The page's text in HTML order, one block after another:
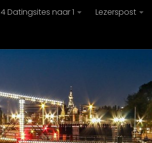
4 Datingsites naar 1 Lezerspost